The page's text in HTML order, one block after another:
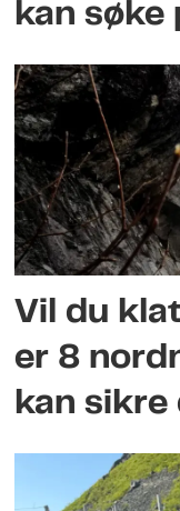
kan søke
Vil du
er 8
kan